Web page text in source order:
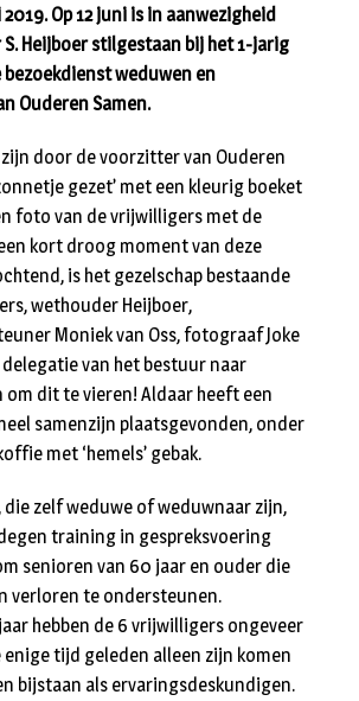
2019. Op 12 juni is in aanwezigheid
Heijboer stilgestaan bij het 1-jarig
bezoekdienst weduwen en
Ouderen Samen.
door de voorzitter van Ouderen
gezet’ met een kleurig boeket
foto van de vrijwilligers met de
kort droog moment van deze
is het gezelschap bestaande
wethouder Heijboer,
Moniek van Oss, fotograaf Joke
delegatie van het bestuur naar
om dit te vieren! Aldaar heeft een
samenzijn plaatsgevonden, onder
met ‘hemels’ gebak.
die zelf weduwe of weduwnaar zijn,
training in gespreksvoering
senioren van 60 jaar en ouder die
verloren te ondersteunen.
hebben de 6 vrijwilligers ongeveer
enige tijd geleden alleen zijn komen
bijstaan als ervaringsdeskundigen.